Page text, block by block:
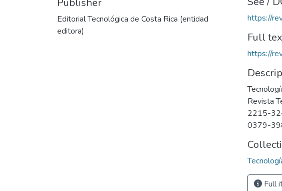
Editorial Tecnológica de Costa Rica (entidad
editora)
https://
Full
https://
Revista
2215-
0379-
Full